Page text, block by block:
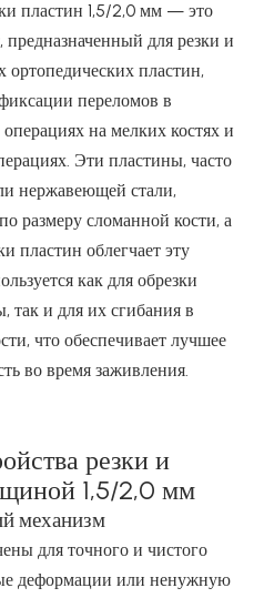
пластин 1,5/2,0 мм — это
для резки и
пластин,
переломов в
на мелких костях и
Эти пластины, часто
нержавеющей стали,
размеру сломанной кости, а
пластин облегчает эту
как для обрезки
так и для их сгибания в
что обеспечивает лучшее
во время заживления.
резки и
1,5/2,0 мм
механизм
для точного и чистого
деформации или ненужную